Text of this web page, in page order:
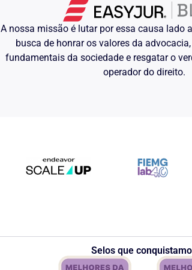
A nossa missão é lutar por essa causa lado
busca de honrar os valores da
fundamentais da sociedade e resgatar o
operador do direito.
Selos que